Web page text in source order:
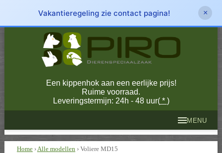
Vakantieregeling zie contact pagina! ×
Een kippenhok aan een eerlijke prijs!
Ruime voorraad.
Leveringstermijn: 24h - 48 uur(* )
MENU
Home ›Alle modellen › Voliere MD15